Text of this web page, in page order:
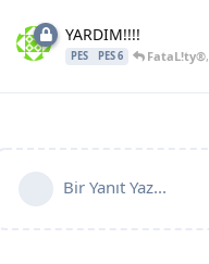
YARDIM!!!!
PES PES 6 FataL!ty®,
Bir Yanıt Yaz...